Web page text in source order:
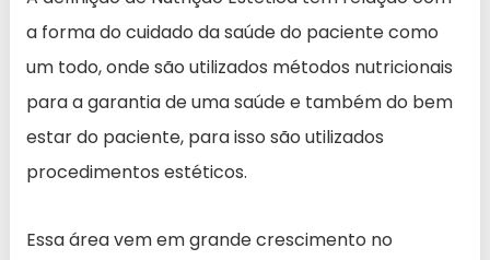
a forma do cuidado da saúde do paciente como
um todo, onde são utilizados métodos nutricionais
para a garantia de uma saúde e também do bem
estar do paciente, para isso são utilizados
procedimentos estéticos.
Essa área vem em grande crescimento no